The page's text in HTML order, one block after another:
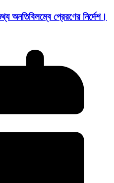
অনতিবিলম্বে প্রেরণের নির্দেশ।